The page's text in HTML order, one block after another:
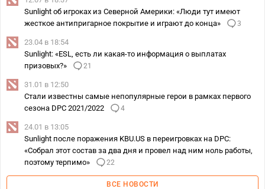
Sunlight об игроках из Северной Америки: «Люди тут имеют
жесткое антипригарное покрытие и играют до конца»
3
23.04 в 18:54
Sunlight: «ESL, есть ли какая-то информация о выплатах
призовых?»
21
31.01 в 12:50
Стали известны самые непопулярные герои в рамках первого
сезона DPC 2021/2022
4
24.01 в 13:05
Sunlight после поражения KBU.US в переигровках на DPC:
«Собрал этот состав за два дня и провел над ним ноль работы,
поэтому терпимо»
22
ВСЕ НОВОСТИ